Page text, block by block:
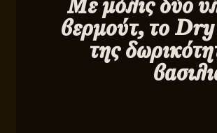
βερμούτ, το Dry
της